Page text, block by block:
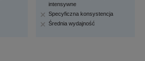
intensywne
Specyficzna konsystencja
Średnia wydajność